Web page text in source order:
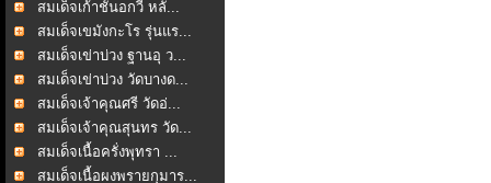
สมเด็จเก้าชั้นอกวี หลั...
สมเด็จเขมังกะโร รุ่นแร...
สมเด็จเข่าบ่วง ฐานอุ ว...
สมเด็จเข่าบ่วง วัดบางด...
สมเด็จเจ้าคุณศรี วัดอ่...
สมเด็จเจ้าคุณสุนทร วัด...
สมเด็จเนื้อครั่งพุทรา ...
สมเด็จเนื้อผงพรายกุมาร...